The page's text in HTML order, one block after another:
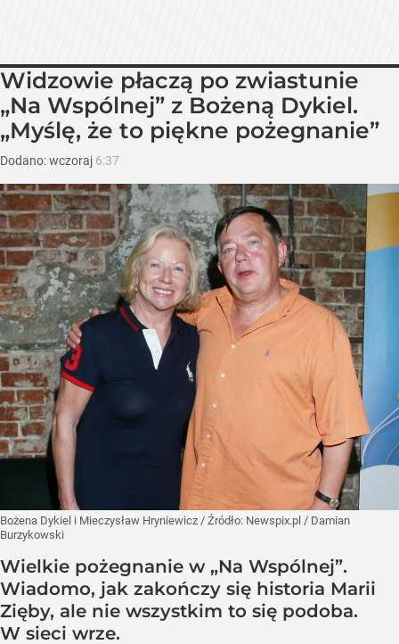
Widzowie płaczą po zwiastunie
„Na Wspólnej” z Bożeną Dykiel.
„Myślę, że to piękne pożegnanie”
Dodano:wczoraj 6:37
Bożena Dykiel i Mieczysław Hryniewicz / Źródło: Newspix.pl / Damian
Burzykowski
Wielkie pożegnanie w „Na Wspólnej”.
Wiadomo, jak zakończy się historia Marii
Zięby, ale nie wszystkim to się podoba.
W sieci wrze.